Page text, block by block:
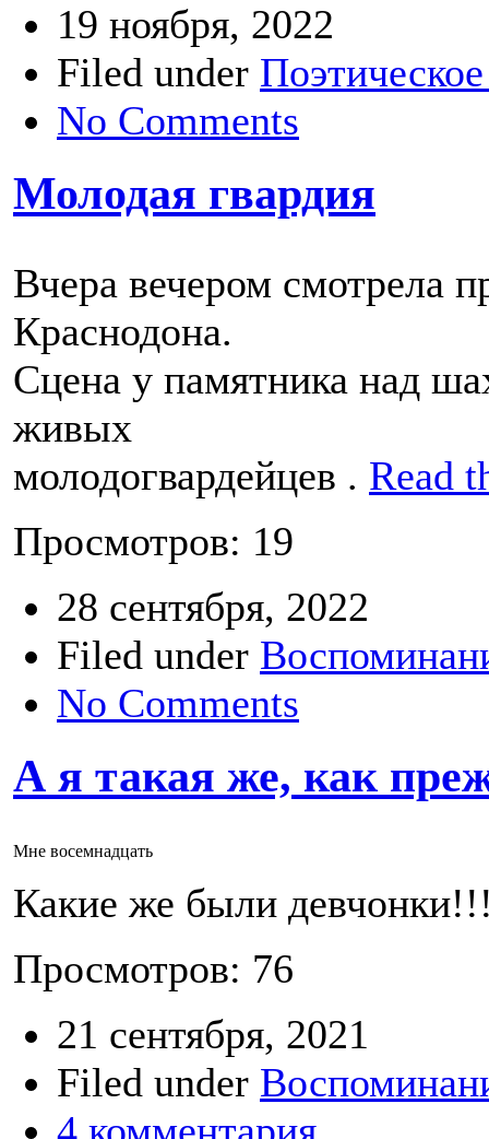
19 ноября, 2022
Filed under
No Comments
Молодая гвардия
Вчера вечером смотрела
Краснодона.
Сцена у памятника над
живых
молодогвардейцев . Read
Просмотров: 19
28 сентября, 2022
Filed under
No Comments
А я такая же, как
Мне восемнадцать
Какие же были
Просмотров: 76
21 сентября, 2021
Filed under